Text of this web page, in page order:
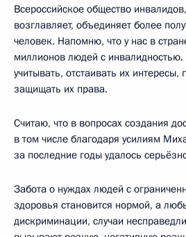
Всероссийское общество
возглавляет, объединяет более
человек. Напомню, что у нас в
миллионов людей с
учитывать, отстаивать их интересы,
защищать их права.
Считаю, что в вопросах создания
в том числе благодаря усилиям
за последние годы удалось
Забота о нуждах людей с
здоровья становится нормой, а
дискриминации, случаи